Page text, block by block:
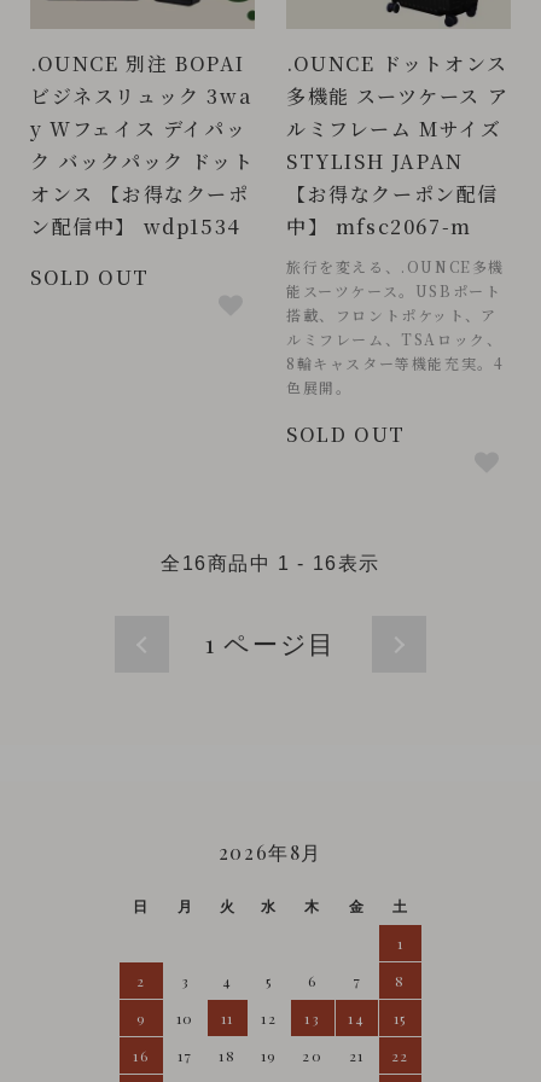
.OUNCE 別注 BOPAI
ビジネスリュック 3wa
y Wフェイス デイパッ
ク バックパック ドット
オンス 【お得なクーポ
ン配信中】 wdp1534
SOLD OUT
.OUNCE ドットオンス
多機能 スーツケース ア
ルミフレーム Mサイズ
STYLISH JAPAN
【お得なクーポン配信
中】 mfsc2067-m
旅行を変える、.OUNCE多機
能スーツケース。USBポート
搭載、フロントポケット、ア
ルミフレーム、TSAロック、
8輪キャスター等機能充実。4
色展開。
SOLD OUT
全 16商品中 1 - 16表示
1ページ目
2026年8月
日 月 火 水 木 金
土
1
2
3 4 5 6 7
8
9
10 11 12 13 14
15
16
17 18 19 20 21
22